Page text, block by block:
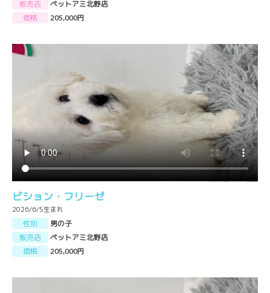
販売店
ペットアミ北野店
価格
205,000円
ビション・フリーゼ
2026/6/5生まれ
性別
男の子
販売店
ペットアミ北野店
価格
205,000円